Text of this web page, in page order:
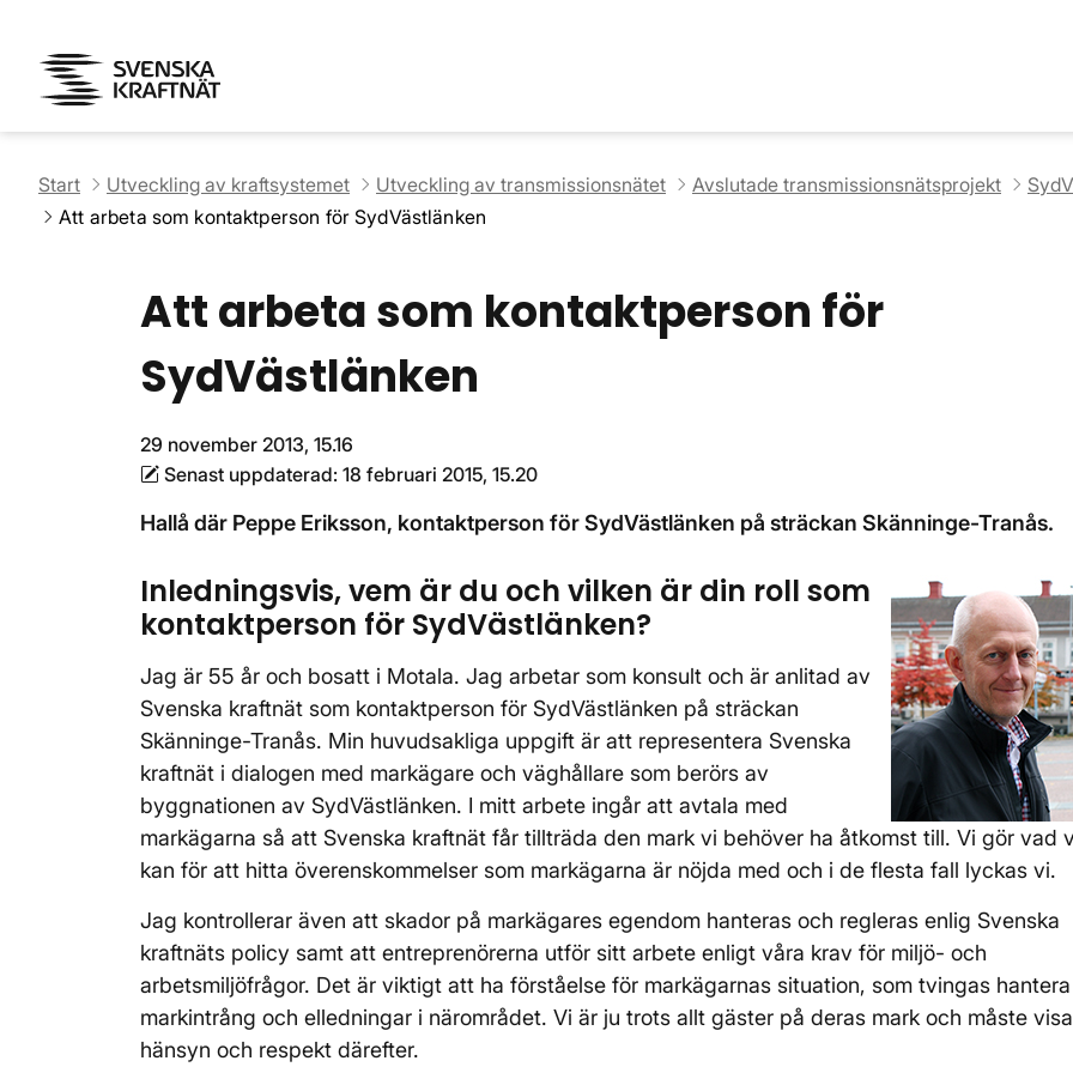
Start Utveckling av kraftsystemet Utveckling av transmissionsnätet Avslutade transmissionsnätsprojekt
Att arbeta som kontaktperson för SydVästlänken
Att arbeta som kontaktperson för
SydVästlänken
29 november 2013, 15.16
Senast uppdaterad: 18 februari 2015, 15.20
Hallå där Peppe Eriksson, kontaktperson för SydVästlänken på sträckan Skänninge-Tranås.
Inledningsvis, vem är du och vilken är din roll som
kontaktperson för SydVästlänken?
Jag är 55 år och bosatt i Motala. Jag arbetar som konsult och är anlitad av
Svenska kraftnät som kontaktperson för SydVästlänken på sträckan
Skänninge-Tranås. Min huvudsakliga uppgift är att representera Svenska
kraftnät i dialogen med markägare och väghållare som berörs av
byggnationen av SydVästlänken. I mitt arbete ingår att avtala med
markägarna så att Svenska kraftnät får tillträda den mark vi behöver ha åtkomst till. Vi gör vad
kan för att hitta överenskommelser som markägarna är nöjda med och i de flesta fall lyckas vi.
Jag kontrollerar även att skador på markägares egendom hanteras och regleras enlig Svenska
kraftnäts policy samt att entreprenörerna utför sitt arbete enligt våra krav för miljö- och
arbetsmiljöfrågor. Det är viktigt att ha förståelse för markägarnas situation, som tvingas hantera
markintrång och elledningar i närområdet. Vi är ju trots allt gäster på deras mark och måste visa
hänsyn och respekt därefter.